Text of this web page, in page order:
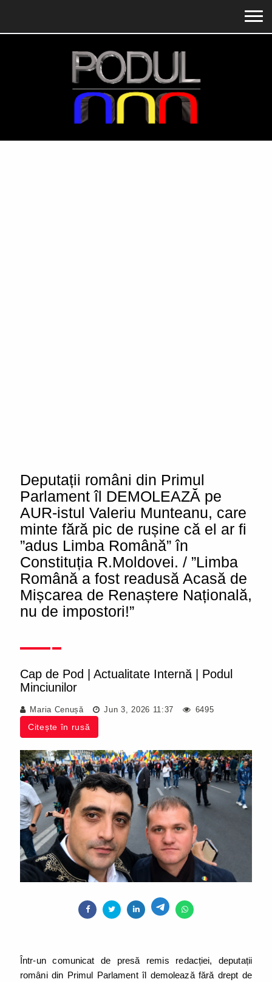
Deputații români din Primul
Parlament îl DEMOLEAZĂ pe
AUR-istul Valeriu Munteanu, care
minte fără pic de rușine că el ar fi
”adus Limba Română” în
Constituția R.Moldovei. / ”Limba
Română a fost readusă Acasă de
Mișcarea de Renaștere Națională,
nu de impostori!”
Cap de Pod Actualitate Internă
Podul
Minciunilor
Maria Cenușă Jun 3, 2026 11:37 6495
Citește în rusă
Într-un comunicat de presă remis redacției, deputații
români din Primul Parlament îl demolează fără drept de